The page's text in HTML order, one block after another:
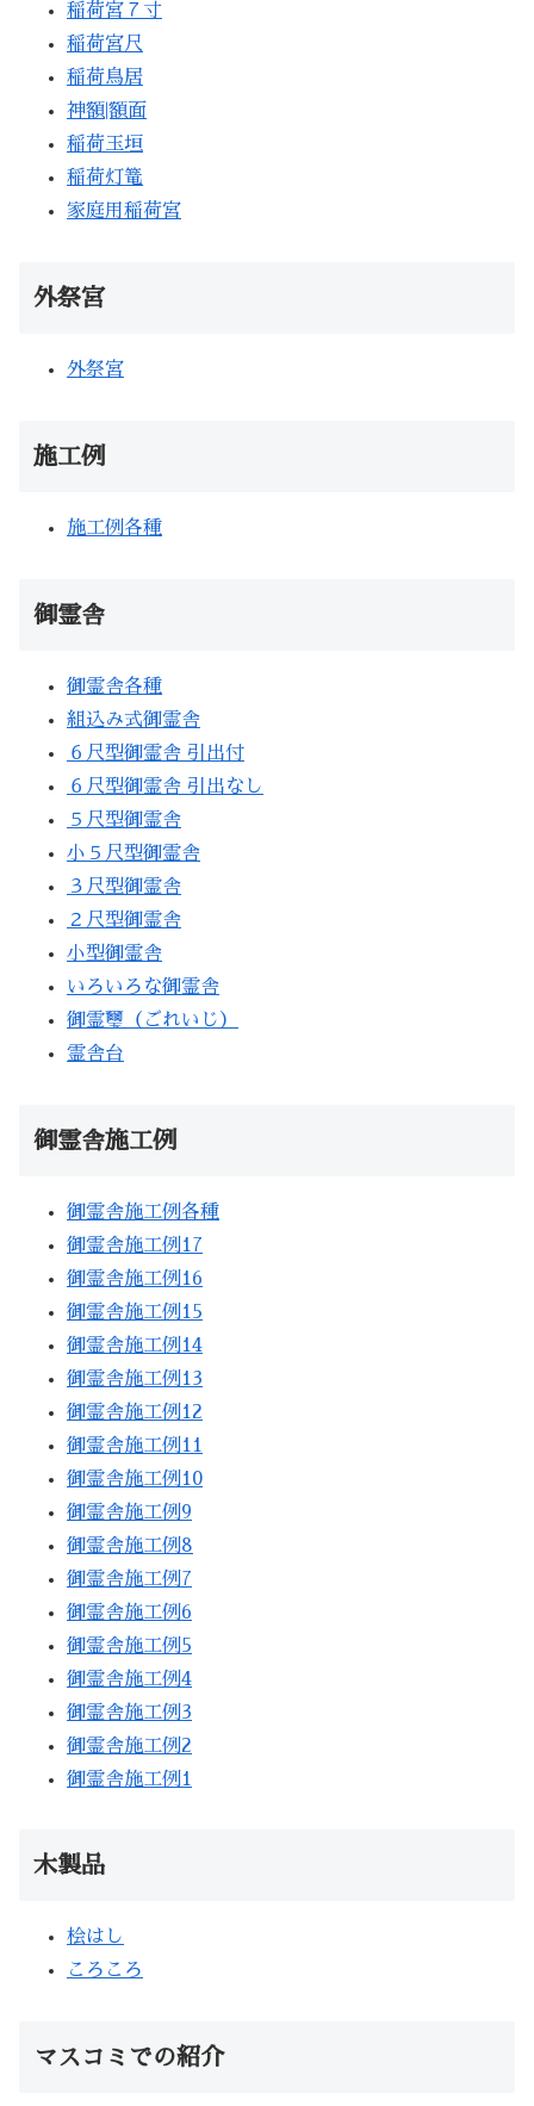
稲荷宮７寸
稲荷宮尺
稲荷鳥居
神額|額面
稲荷玉垣
稲荷灯篭
家庭用稲荷宮
外祭宮
外祭宮
施工例
施工例各種
御霊舎
御霊舎各種
組込み式御霊舎
６尺型御霊舎 引出付
６尺型御霊舎 引出なし
５尺型御霊舎
小５尺型御霊舎
３尺型御霊舎
２尺型御霊舎
小型御霊舎
いろいろな御霊舎
御霊璽（ごれいじ）
霊舎台
御霊舎施工例
御霊舎施工例各種
御霊舎施工例17
御霊舎施工例16
御霊舎施工例15
御霊舎施工例14
御霊舎施工例13
御霊舎施工例12
御霊舎施工例11
御霊舎施工例10
御霊舎施工例9
御霊舎施工例8
御霊舎施工例7
御霊舎施工例6
御霊舎施工例5
御霊舎施工例4
御霊舎施工例3
御霊舎施工例2
御霊舎施工例1
木製品
桧はし
ころころ
マスコミでの紹介